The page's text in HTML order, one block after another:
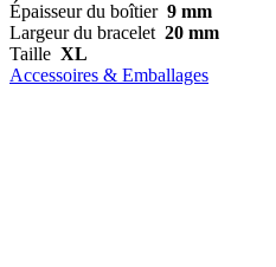
Épaisseur du boîtier 9 mm
Largeur du bracelet 20 mm
Taille XL
Accessoires & Emballages